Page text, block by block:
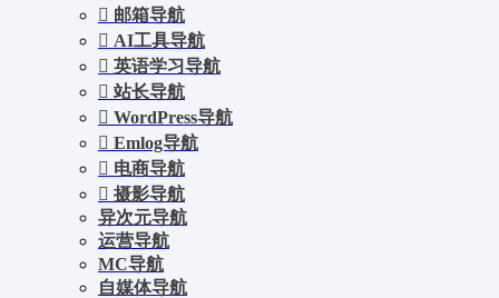
邮箱导航
AI工具导航
英语学习导航
站长导航
WordPress导航
Emlog导航
电商导航
摄影导航
异次元导航
运营导航
MC导航
自媒体导航